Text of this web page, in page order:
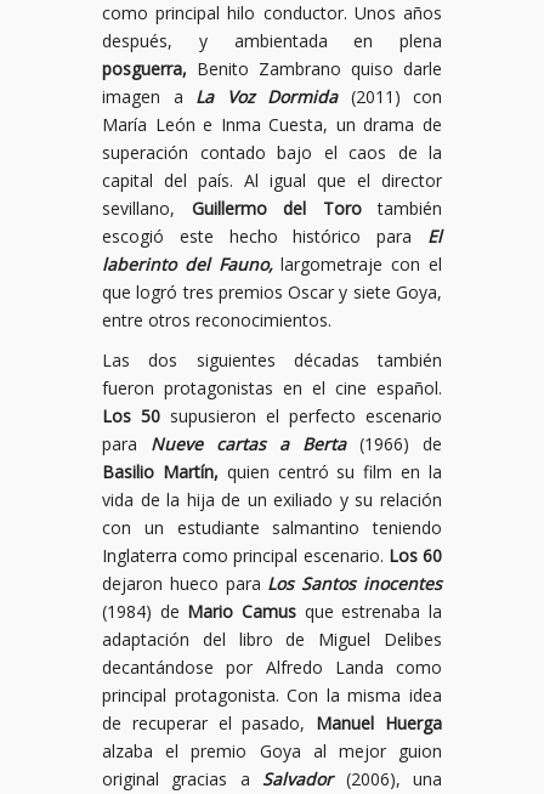
como principal hilo conductor. Unos años
después, y ambientada en plena
posguerra, Benito Zambrano quiso darle
imagen a La Voz Dormida(2011) con
María León e Inma Cuesta, un drama de
superación contado bajo el caos de la
capital del país. Al igual que el director
sevillano, Guillermo del Torotambién
escogió este hecho histórico para El
laberinto del Fauno,largometraje con el
que logró tres premios Oscar y siete Goya,
entre otros reconocimientos.
Las dos siguientes décadas también
fueron protagonistas en el cine español.
Los 50 supusieron el perfecto escenario
para Nueve cartas a Berta(1966) de
Basilio Martín, quien centró su film en la
vida de la hija de un exiliado y su relación
con un estudiante salmantino teniendo
Inglaterra como principal escenario. Los 60
dejaron hueco para Los Santos inocentes
(1984) de Mario Camus que estrenaba la
adaptación del libro de Miguel Delibes
decantándose por Alfredo Landa como
principal protagonista. Con la misma idea
de recuperar el pasado, Manuel Huerga
alzaba el premio Goya al mejor guion
original gracias aSalvador(2006), una